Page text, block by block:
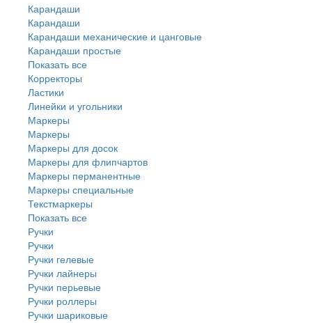
Карандаши
Карандаши
Карандаши механические и цанговые
Карандаши простые
Показать все
Корректоры
Ластики
Линейки и угольники
Маркеры
Маркеры
Маркеры для досок
Маркеры для флипчартов
Маркеры перманентные
Маркеры специальные
Текстмаркеры
Показать все
Ручки
Ручки
Ручки гелевые
Ручки лайнеры
Ручки перьевые
Ручки роллеры
Ручки шариковые